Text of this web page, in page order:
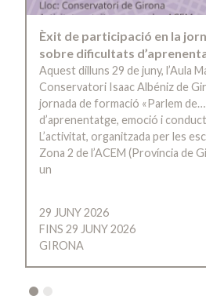
Èxit de participació en la
sobre dificultats
Aquest dilluns 29 de juny, l’Aula
Conservatori Isaac Albéniz de
jornada de formació «Parlem
d’aprenentatge, emoció i
L’activitat, organitzada per les
Zona 2 de l’ACEM (Província de
un
29 JUNY 2026
FINS 29 JUNY 2026
GIRONA